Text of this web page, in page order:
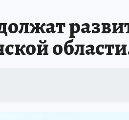
КП В МАХ ГЕРОИ ЮЖНОГО
РОССИЯ ЮБИЛЕЙ «КОМСОМОЛКИ»